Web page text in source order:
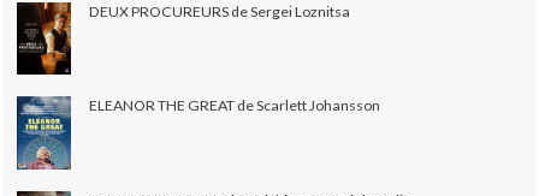
DEUX PROCUREURS de Sergei Loznitsa
ELEANOR THE GREAT de Scarlett Johansson